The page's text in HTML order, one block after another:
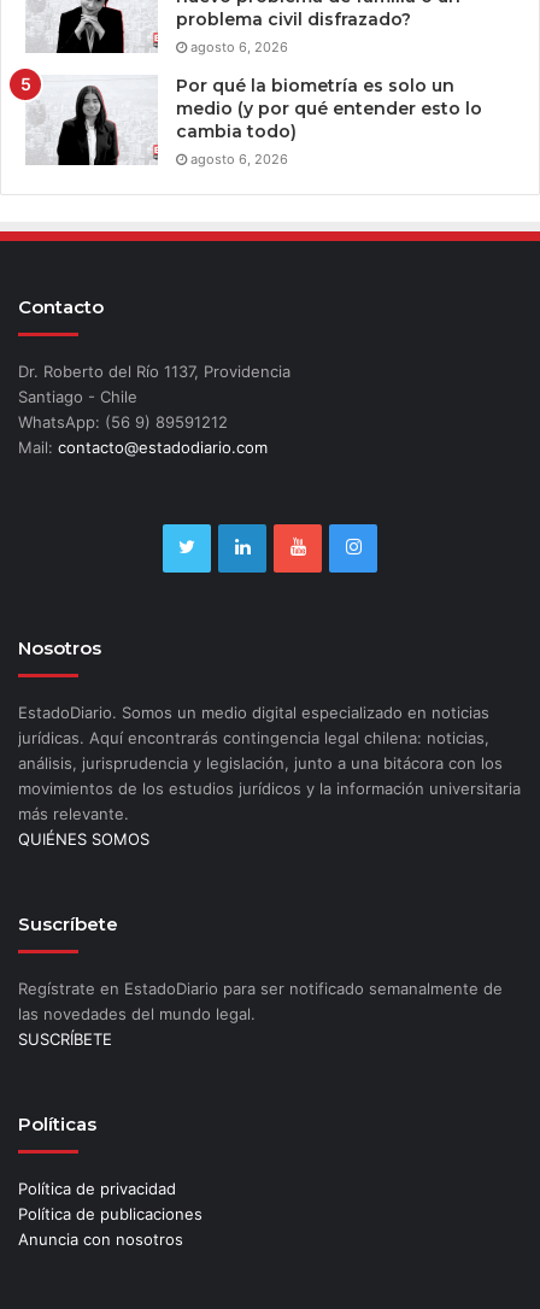
problema civil disfrazado?
agosto 6, 2026
Por qué la biometría es solo un
medio (y por qué entender esto lo
cambia todo)
agosto 6, 2026
Contacto
Dr. Roberto del Río 1137, Providencia
Santiago - Chile
WhatsApp: (56 9) 89591212
Mail: contacto@estadodiario.com
Nosotros
EstadoDiario. Somos un medio digital especializado en noticias
jurídicas. Aquí encontrarás contingencia legal chilena: noticias,
análisis, jurisprudencia y legislación, junto a una bitácora con los
movimientos de los estudios jurídicos y la información universitaria
más relevante.
QUIÉNES SOMOS
Suscríbete
Regístrate en EstadoDiario para ser notificado semanalmente de
las novedades del mundo legal.
SUSCRÍBETE
Políticas
Política de privacidad
Política de publicaciones
Anuncia con nosotros